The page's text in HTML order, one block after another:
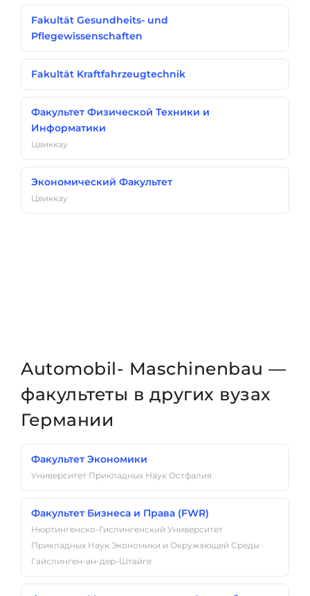
Fakultät Gesundheits- und
Pflegewissenschaften
Fakultät Kraftfahrzeugtechnik
Факультет Физической Техники и
Информатики
Цвиккау
Экономический Факультет
Цвиккау
Automobil- Maschinenbau —
факультеты в других вузах
Германии
Факультет Экономики
Университет Прикладных Наук Остфалия
Факультет Бизнеса и Права (FWR)
Нюртингенско-Гислингенский Университет
Прикладных Наук Экономики и Окружающей Среды ·
Гайслинген-ан-дер-Штайге